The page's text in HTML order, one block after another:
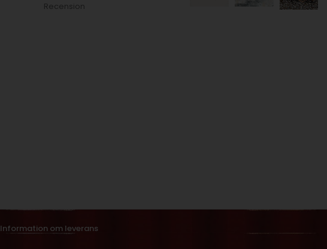
Recension
Information om leverans